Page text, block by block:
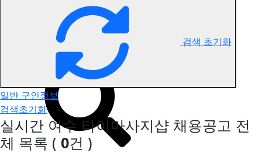
5. 아로마구인
여수 타이마사지 구인정보
검색 초기화
일반 구인정보
검색초기화
실시간 여수 타이마사지샵 채용공고 전
체 목록 ( 0건 )